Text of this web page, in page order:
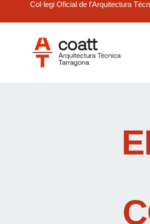
Col·legi Oficial de l’Arquitectura